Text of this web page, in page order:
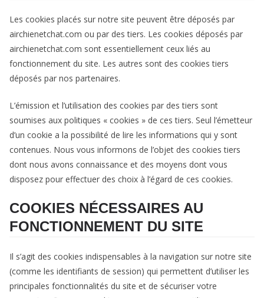
Les cookies placés sur notre site peuvent être déposés par
airchienetchat.com ou par des tiers. Les cookies déposés par
airchienetchat.com sont essentiellement ceux liés au
fonctionnement du site. Les autres sont des cookies tiers
déposés par nos partenaires.
L’émission et l’utilisation des cookies par des tiers sont
soumises aux politiques « cookies » de ces tiers. Seul l’émetteur
d’un cookie a la possibilité de lire les informations qui y sont
contenues. Nous vous informons de l’objet des cookies tiers
dont nous avons connaissance et des moyens dont vous
disposez pour effectuer des choix à l’égard de ces cookies.
COOKIES NÉCESSAIRES AU
FONCTIONNEMENT DU SITE
Il s’agit des cookies indispensables à la navigation sur notre site
(comme les identifiants de session) qui permettent d’utiliser les
principales fonctionnalités du site et de sécuriser votre